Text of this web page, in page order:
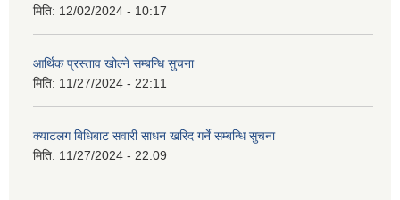
मिति: 12/02/2024 - 10:17
आर्थिक प्रस्ताव खोल्ने सम्बन्धि सुचना
मिति: 11/27/2024 - 22:11
क्याटलग बिधिबाट सवारी साधन खरिद गर्ने सम्बन्धि सुचना
मिति: 11/27/2024 - 22:09